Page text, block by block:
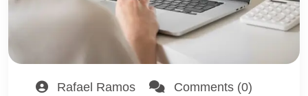
Rafael Ramos
Comments (0)